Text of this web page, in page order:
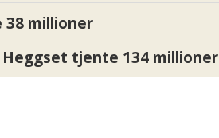
millioner
Heggset tjente 134 millioner